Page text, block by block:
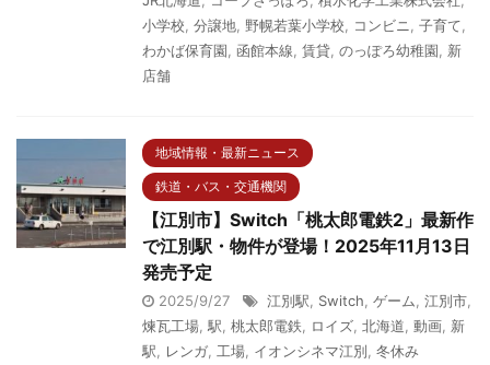
小学校, 分譲地, 野幌若葉小学校, コンビニ, 子育て,
わかば保育園, 函館本線, 賃貸, のっぽろ幼稚園, 新
店舗
地域情報・最新ニュース
鉄道・バス・交通機関
【江別市】Switch「桃太郎電鉄2」最新作
で江別駅・物件が登場！2025年11月13日
発売予定
2025/9/27 江別駅, Switch, ゲーム, 江別市,
煉瓦工場, 駅, 桃太郎電鉄, ロイズ, 北海道, 動画, 新
駅, レンガ, 工場, イオンシネマ江別, 冬休み